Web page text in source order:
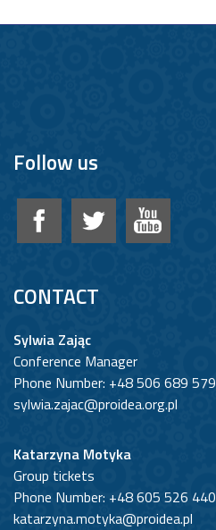
Follow us
CONTACT
Sylwia Zając
Conference Manager
Phone Number: +48 506 689 579
sylwia.zajac@proidea.org.pl
Katarzyna Motyka
Group tickets
Phone Number: +48 605 526 440
katarzyna.motyka@proidea.pl